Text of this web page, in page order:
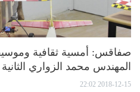
صفاقس: أمسية ثقافية
المهندس محمد الزواري الثانية
2018-12-15 22:02